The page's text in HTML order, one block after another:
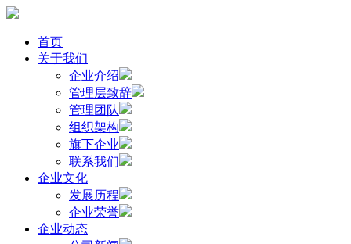
首页
关于我们
企业介绍
管理层致辞
管理团队
组织架构
旗下企业
联系我们
企业文化
发展历程
企业荣誉
企业动态